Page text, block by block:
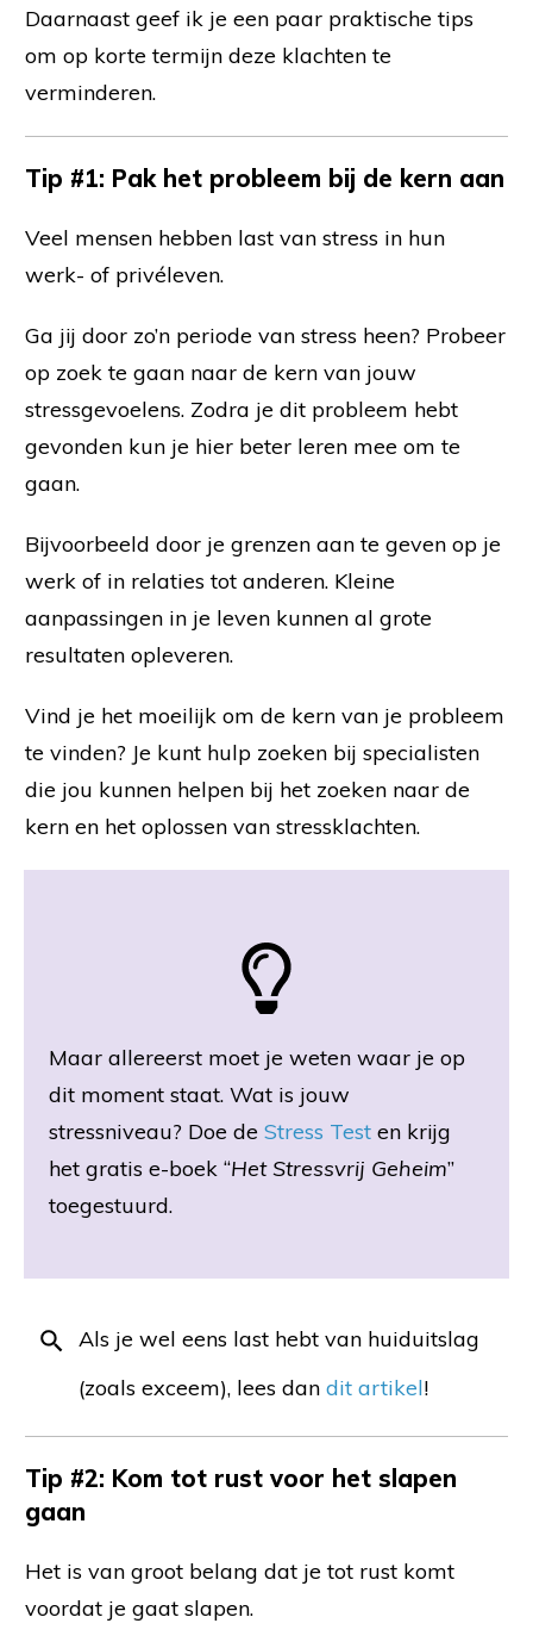
Daarnaast geef ik je een paar praktische tips
om op korte termijn deze klachten te
verminderen.
Tip #1: Pak het probleem bij de kern aan
Veel mensen hebben last van stress in hun
werk- of privéleven.
Ga jij door zo’n periode van stress heen? Probeer
op zoek te gaan naar de kern van jouw
stressgevoelens. Zodra je dit probleem hebt
gevonden kun je hier beter leren mee om te
gaan.
Bijvoorbeeld door je grenzen aan te geven op je
werk of in relaties tot anderen. Kleine
aanpassingen in je leven kunnen al grote
resultaten opleveren.
Vind je het moeilijk om de kern van je probleem
te vinden? Je kunt hulp zoeken bij specialisten
die jou kunnen helpen bij het zoeken naar de
kern en het oplossen van stressklachten.
Maar allereerst moet je weten waar je op
dit moment staat. Wat is jouw
stressniveau? Doe de Stress Test en krijg
het gratis e-boek “Het Stressvrij Geheim”
toegestuurd.
Als je wel eens last hebt van huiduitslag
(zoals exceem), lees dan dit artikel!
Tip #2: Kom tot rust voor het slapen
gaan
Het is van groot belang dat je tot rust komt
voordat je gaat slapen.